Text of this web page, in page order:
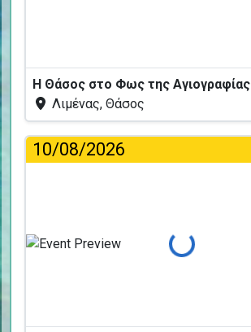
Η Θάσος στο Φως της Αγιογραφίας
Λιμένας, Θάσος
10/08/2026
Φόρτωση...